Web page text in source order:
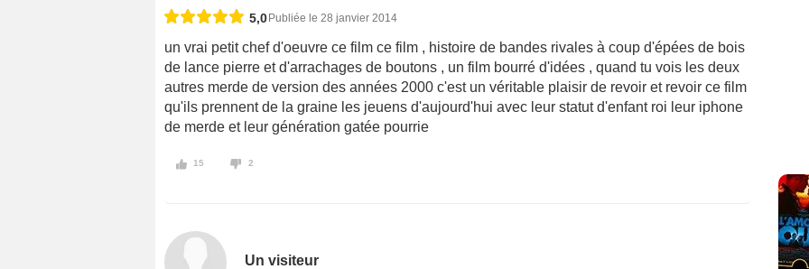
5,0 Publiée le 28 janvier 2014
un vrai petit chef d'oeuvre ce film ce film , histoire de bandes rivales à coup d'épées de bois
de lance pierre et d'arrachages de boutons , un film bourré d'idées , quand tu vois les deux
autres merde de version des années 2000 c'est un véritable plaisir de revoir et revoir ce film
qu'ils prennent de la graine les jeuens d'aujourd'hui avec leur statut d'enfant roi leur iphone
de merde et leur génération gatée pourrie
15 2
Un visiteur